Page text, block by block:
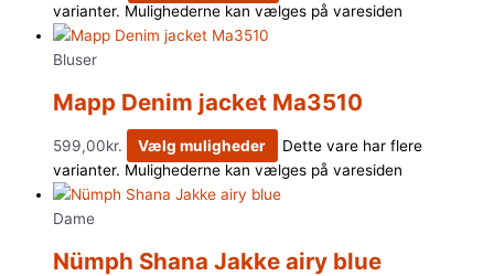
varianter. Mulighederne kan vælges på varesiden
Bluser
Mapp Denim jacket Ma3510
599,00kr. Vælg muligheder
Dette vare har flere
varianter. Mulighederne kan vælges på varesiden
Dame
Nümph Shana Jakke airy blue